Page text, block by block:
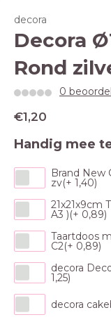
decora
Decora
Rond
0
€1,20
Handig mee
Brand New
zv(+ 1,40)
21x21x9cm
A3 )(+ 0,89)
Taartdoos
C2(+ 0,89)
decora
1,25)
decora